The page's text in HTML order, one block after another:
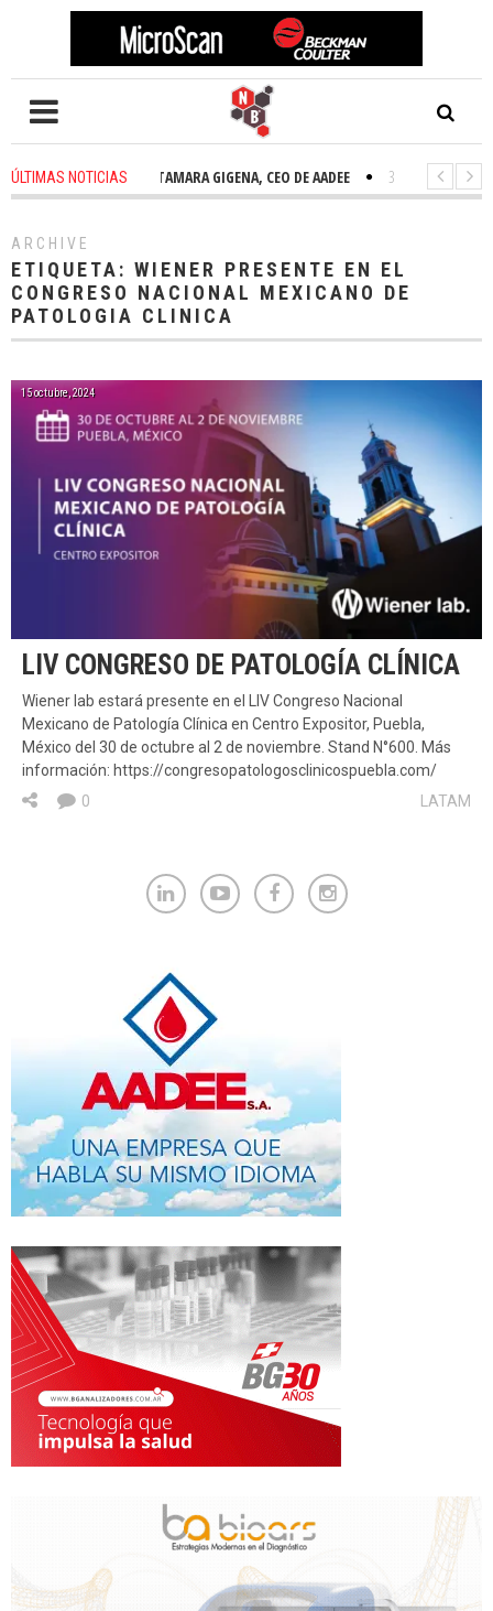
ÚLTIMAS NOTICIAS
2 weeks ago TAMARA GIGENA, CEO DE AADEE 3 weeks ago
ARCHIVE
ETIQUETA: WIENER PRESENTE EN EL
CONGRESO NACIONAL MEXICANO DE
PATOLOGIA CLINICA
15 octubre, 2024
LIV CONGRESO DE PATOLOGÍA CLÍNICA
Wiener lab estará presente en el LIV Congreso Nacional
Mexicano de Patología Clínica en Centro Expositor, Puebla,
México del 30 de octubre al 2 de noviembre. Stand N°600. Más
información: https://congresopatologosclinicospuebla.com/
LATAM
0